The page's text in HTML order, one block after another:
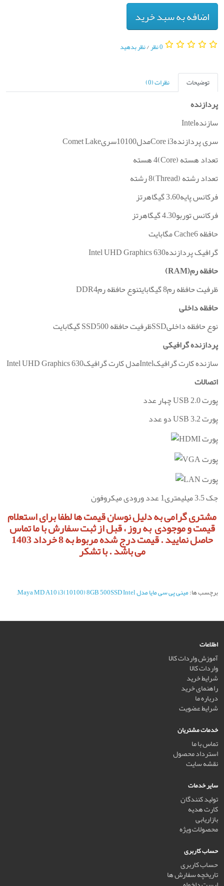
اضافه به سبد خرید
0 نظر /نظر بدهید
توضیحات نظرات (0)
پردازنده
سازندهIntel
سری پردازندهCore i3مدل10100سریComet Lake
تعداد هسته (Core)4 هسته
تعداد رشته (Thread)8 رشته
فرکانس پایه3.60 گیگاهرتز
فرکانس توربو4.30 گیگاهرتز
حافظه Cache6 مگابایت
گرافیک پردازندهIntel UHD Graphics 630
حافظه رم(RAM)
ظرفیت حافظه رم8 گیگابایتنوع حافظه رمDDR4
حافظه داخلی
نوع حافظه داخلیSSDظرفیت حافظه SSD500 گیگابایت
پردازنده گرافیکی
سازنده کارت گرافیکIntelمدل کارت گرافیکIntel UHD Graphics 630
اتصالات
پورت USB 2.0 چهار عدد
پورت USB 3.2 دو عدد
پورت HDMI
پورت VGA
پورت LAN
جک 3.5 میلیمتری1 عدد ورودی میکروفون
مشتری گرامی به دلیل نوسان قیمت ها لطفا برای استعلام
قیمت و موجودی به روز ، قبل از ثبت سفارش با ما تماس
حاصل نمایید . قیمت درج شده مربوط به 8 خرداد 1403
می باشد . با تشکر
برچسب ها:مینی پی سی مایا مدل Maya MD A10 i3(10100) 8GB 500SSD Intel ,
اطلاعات
آموزش واردات کالا
واردات کالا
شرایط خرید
راهنمای خرید
درباره ما
شرایط عضویت
خدمات مشتریان
تماس با ما
استرداد محصول
نقشه سایت
سایر خدمات
تولید کنندگان
کارت هدیه
بازاریابی
محصولات ویژه
حساب کاربری
حساب کاربری
تاریخچه سفارش ها